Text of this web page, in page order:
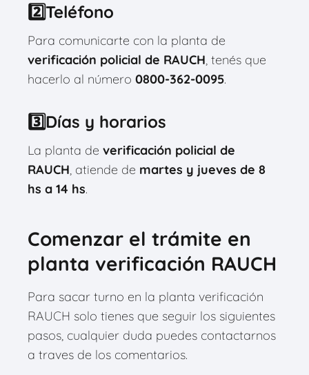
2️⃣Teléfono
Para comunicarte con la planta de
verificación policial de RAUCH, tenés que
hacerlo al número 0800-362-0095.
3️⃣Días y horarios
La planta de verificación policial de
RAUCH, atiende de martes y jueves de 8
hs a 14 hs.
Comenzar el trámite en
planta verificación RAUCH
Para sacar turno en la planta verificación
RAUCH solo tienes que seguir los siguientes
pasos, cualquier duda puedes contactarnos
a traves de los comentarios.